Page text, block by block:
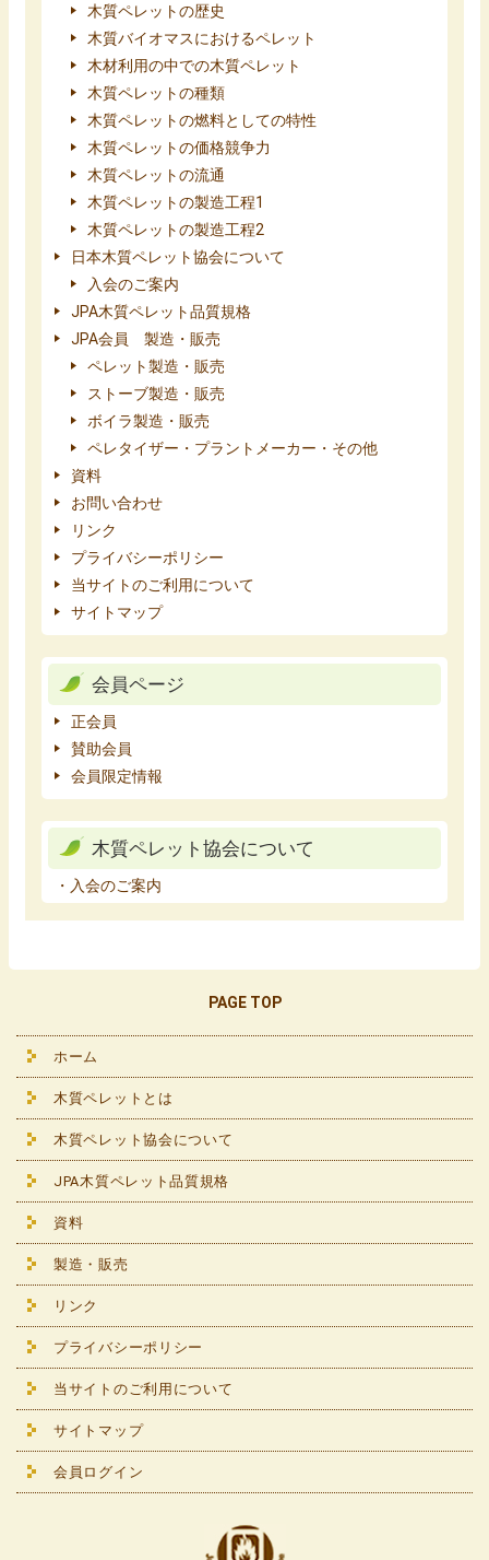
木質ペレットの歴史
木質バイオマスにおけるペレット
木材利用の中での木質ペレット
木質ペレットの種類
木質ペレットの燃料としての特性
木質ペレットの価格競争力
木質ペレットの流通
木質ペレットの製造工程1
木質ペレットの製造工程2
日本木質ペレット協会について
入会のご案内
JPA木質ペレット品質規格
JPA会員 製造・販売
ペレット製造・販売
ストーブ製造・販売
ボイラ製造・販売
ペレタイザー・プラントメーカー・その他
資料
お問い合わせ
リンク
プライバシーポリシー
当サイトのご利用について
サイトマップ
会員ページ
正会員
賛助会員
会員限定情報
木質ペレット協会について
・入会のご案内
PAGE TOP
ホーム
木質ペレットとは
木質ペレット協会について
JPA木質ペレット品質規格
資料
製造・販売
リンク
プライバシーポリシー
当サイトのご利用について
サイトマップ
会員ログイン